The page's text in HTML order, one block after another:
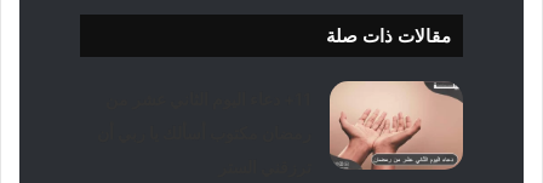
مقالات ذات صلة